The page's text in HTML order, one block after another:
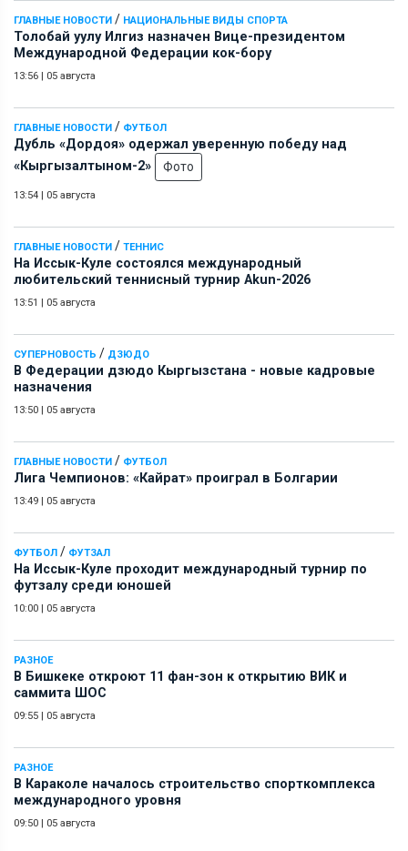
ГЛАВНЫЕ НОВОСТИ / НАЦИОНАЛЬНЫЕ ВИДЫ СПОРТА
Толобай уулу Илгиз назначен Вице-президентом
Международной Федерации кок-бору
13:56 | 05 августа
ГЛАВНЫЕ НОВОСТИ / ФУТБОЛ
Дубль «Дордоя» одержал уверенную победу над
«Кыргызалтыном-2»
Фото
13:54 | 05 августа
ГЛАВНЫЕ НОВОСТИ / ТЕННИС
На Иссык-Куле состоялся международный
любительский теннисный турнир Akun-2026
13:51 | 05 августа
СУПЕРНОВОСТЬ / ДЗЮДО
В Федерации дзюдо Кыргызстана - новые кадровые
назначения
13:50 | 05 августа
ГЛАВНЫЕ НОВОСТИ / ФУТБОЛ
Лига Чемпионов: «Кайрат» проиграл в Болгарии
13:49 | 05 августа
ФУТБОЛ / ФУТЗАЛ
На Иссык-Куле проходит международный турнир по
футзалу среди юношей
10:00 | 05 августа
РАЗНОЕ
В Бишкеке откроют 11 фан-зон к открытию ВИК и
саммита ШОС
09:55 | 05 августа
РАЗНОЕ
В Караколе началось строительство спорткомплекса
международного уровня
09:50 | 05 августа